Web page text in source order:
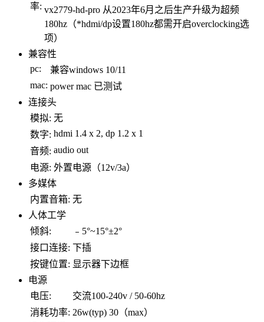
率: vx2779-hd-pro 从2023年6月之后生产升级为超频
180hz（*hdmi/dp设置180hz都需开启overclocking选
项）
兼容性
pc:
兼容windows 10/11
mac: power mac 已测试
连接头
模拟: 无
数字: hdmi 1.4 x 2, dp 1.2 x 1
音频: audio out
电源: 外置电源（12v/3a）
多媒体
内置音箱: 无
人体工学
倾斜:
﹣5°~15°±2°
接口连接: 下插
按键位置: 显示器下边框
电源
电压:
交流100-240v / 50-60hz
消耗功率: 26w(typ) 30（max）